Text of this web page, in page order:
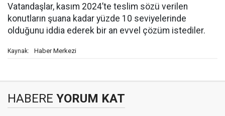
Vatandaşlar, kasım 2024’te teslim sözü verilen
konutların şuana kadar yüzde 10 seviyelerinde
olduğunu iddia ederek bir an evvel çözüm istediler.
Kaynak: Haber Merkezi
HABERE YORUM KAT